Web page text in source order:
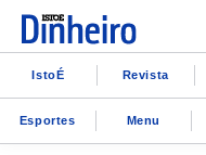
IstoÉ Revista
Esportes Menu